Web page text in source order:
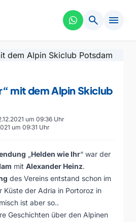
search menu
mit dem Alpin Skiclub
um 09:36 Uhr
um 09:31 Uhr
„Helden wie Ihr“ war der
mit Alexander Heinz.
des Vereins entstand schon im
Küste der Adria in Portoroz in
ist aber so..
Geschichten über den Alpinen